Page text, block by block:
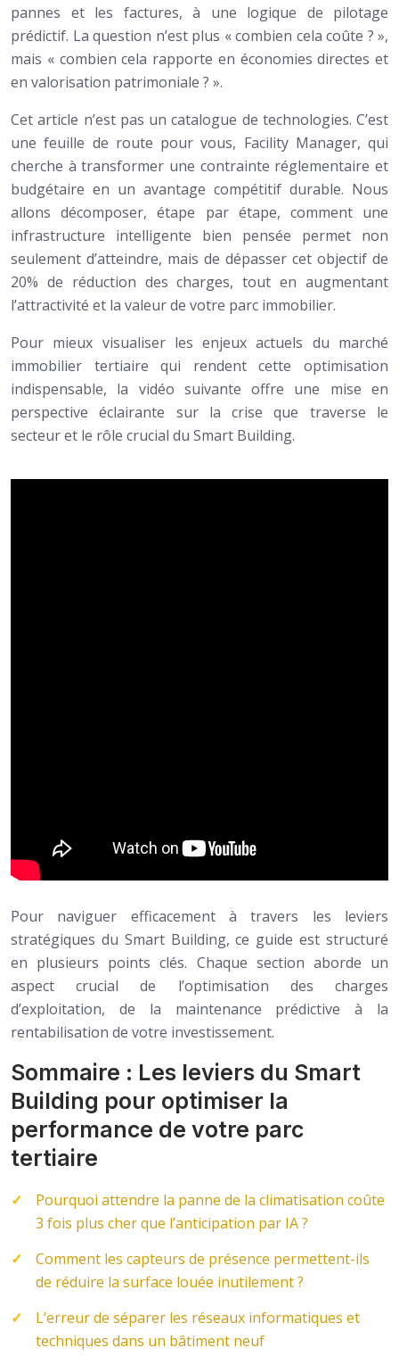
pannes et les factures, à une logique de pilotage
prédictif. La question n’est plus « combien cela coûte ? »,
mais « combien cela rapporte en économies directes et
en valorisation patrimoniale ? ».
Cet article n’est pas un catalogue de technologies. C’est
une feuille de route pour vous, Facility Manager, qui
cherche à transformer une contrainte réglementaire et
budgétaire en un avantage compétitif durable. Nous
allons décomposer, étape par étape, comment une
infrastructure intelligente bien pensée permet non
seulement d’atteindre, mais de dépasser cet objectif de
20% de réduction des charges, tout en augmentant
l’attractivité et la valeur de votre parc immobilier.
Pour mieux visualiser les enjeux actuels du marché
immobilier tertiaire qui rendent cette optimisation
indispensable, la vidéo suivante offre une mise en
perspective éclairante sur la crise que traverse le
secteur et le rôle crucial du Smart Building.
Pour naviguer efficacement à travers les leviers
stratégiques du Smart Building, ce guide est structuré
en plusieurs points clés. Chaque section aborde un
aspect crucial de l’optimisation des charges
d’exploitation, de la maintenance prédictive à la
rentabilisation de votre investissement.
Sommaire : Les leviers du Smart
Building pour optimiser la
performance de votre parc
tertiaire
Pourquoi attendre la panne de la climatisation coûte
3 fois plus cher que l’anticipation par IA ?
Comment les capteurs de présence permettent-ils
de réduire la surface louée inutilement ?
L’erreur de séparer les réseaux informatiques et
techniques dans un bâtiment neuf